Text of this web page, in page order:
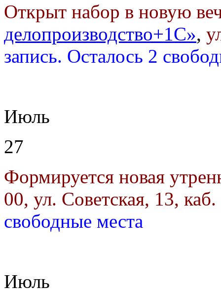
Открыт набор в новую
делопроизводство+1С»,
запись. Осталось 2
Июль
27
Формируется новая
00, ул. Советская, 13,
свободные места
Июль